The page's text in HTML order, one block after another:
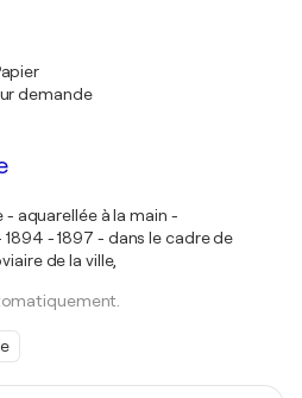
demande
aquarellée à la main -
- 1897 - dans le cadre de
de la ville,